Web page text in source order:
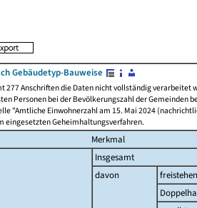
Gebäudetyp-Bauweise
277 Anschriften die Daten nicht vollständig
Personen bei der Bevölkerungszahl der
"Amtliche Einwohnerzahl am 15. Mai 2024
eingesetzten Geheimhaltungsverfahren.
Merkmal
Insgesamt
davon